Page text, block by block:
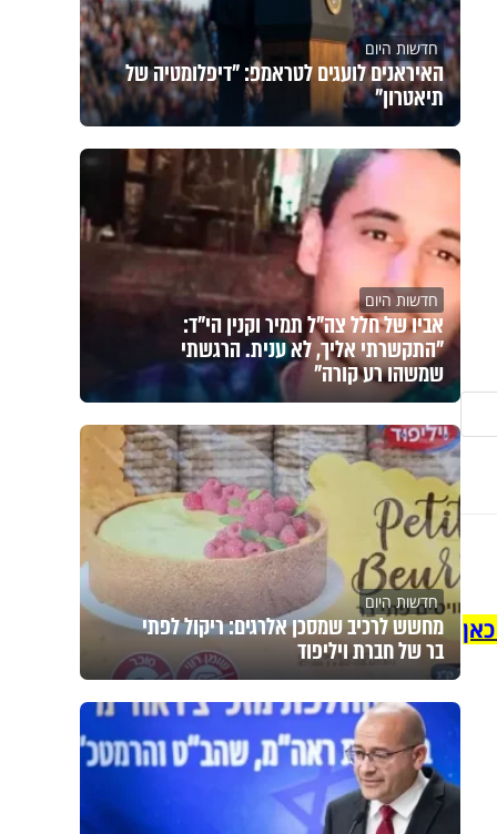
חדשות היום
האיראנים לועגים לטראמפ: "דיפלומטיה של
תיאטרון"
חדשות היום
אביו של חלל צה"ל תמיר וקנין הי"ד:
"התקשרתי אליך, לא ענית. הרגשתי
שמשהו רע קורה"
חדשות היום
מחשש לרכיב שמסכן אלרגים: ריקול לפתי
בר של חברת ויליפוד